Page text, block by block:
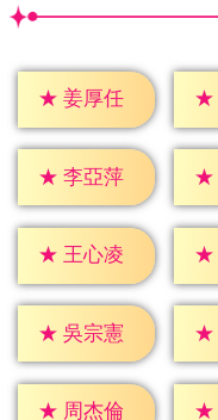
★ 姜厚任 ★
★ 李亞萍 ★
★ 王心凌 ★
★ 吳宗憲 ★
★ 周杰倫 ★